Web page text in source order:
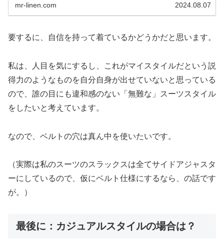
mr-linen.com 2024.08.07
要するに、自信を持って着ているかどうかだと思います。
私は、人目を気にするし、これがマイスタイルだという説
得力のようなものを自分自身が出せていないと思っている
ので、誰の目にも違和感のない「無難な」スーツスタイル
をしたいと考えています。
なので、ベルトの穴は真ん中を使いたいです。
（実際は私のスーツのスラックスは全てサイドアジャスタ
ーにしているので、仮にベルト仕様にするなら、の話です
が。）
最後に：カジュアルスタイルの場合は？